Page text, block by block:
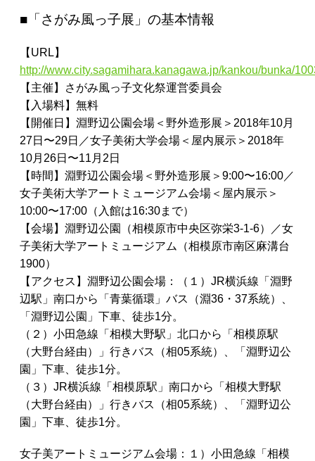
■「さがみ風っ子展」の基本情報
【URL】
http://www.city.sagamihara.kanagawa.jp/kankou/bunka/
【主催】さがみ風っ子文化祭運営委員会
【入場料】無料
【開催日】淵野辺公園会場＜野外造形展＞2018年10月
27日〜29日／女子美術大学会場＜屋内展示＞2018年
10月26日〜11月2日
【時間】淵野辺公園会場＜野外造形展＞9:00〜16:00／
女子美術大学アートミュージアム会場＜屋内展示＞
10:00〜17:00（入館は16:30まで）
【会場】淵野辺公園（相模原市中央区弥栄3-1-6）／女
子美術大学アートミュージアム（相模原市南区麻溝台
1900）
【アクセス】淵野辺公園会場：（１）JR横浜線「淵野
辺駅」南口から「青葉循環」バス（淵36・37系統）、
「淵野辺公園」下車、徒歩1分。
（２）小田急線「相模大野駅」北口から「相模原駅
（大野台経由）」行きバス（相05系統）、「淵野辺公
園」下車、徒歩1分。
（３）JR横浜線「相模原駅」南口から「相模大野駅
（大野台経由）」行きバス（相05系統）、「淵野辺公
園」下車、徒歩1分。
女子美アートミュージアム会場：１）小田急線「相模